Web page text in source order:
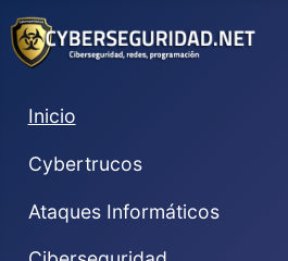
Inicio
Cybertrucos
Ataques Informáticos